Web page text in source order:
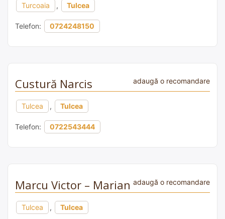
Turcoaia , Tulcea
Telefon: 0724248150
Custură Narcis adaugă o recomandare
Tulcea , Tulcea
Telefon: 0722543444
Marcu Victor – Marian adaugă o recomandare
Tulcea , Tulcea